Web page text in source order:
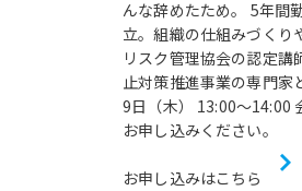
んな辞めたため。 5年間
立。組織の仕組みづくり
リスク管理協会の認定
止対策推進事業の専門
9日（木） 13:00〜14:00
お申し込みください。
お申し込みはこちら